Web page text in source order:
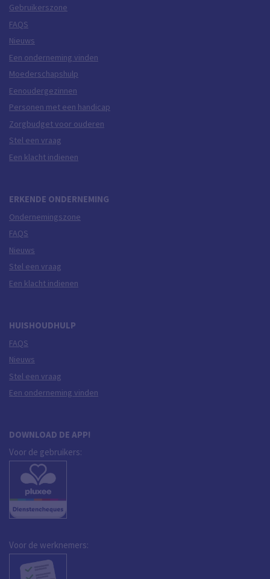
Gebruikerszone
FAQS
Nieuws
Een onderneming vinden
Moederschapshulp
Eenoudergezinnen
Personen met een handicap
Zorgbudget voor ouderen
Stel een vraag
Een klacht indienen
ERKENDE ONDERNEMING
Ondernemingszone
FAQS
Nieuws
Stel een vraag
Een klacht indienen
HUISHOUDHULP
FAQS
Nieuws
Stel een vraag
Een onderneming vinden
DOWNLOAD DE APP!
Voor de gebruikers:
Voor de werknemers: